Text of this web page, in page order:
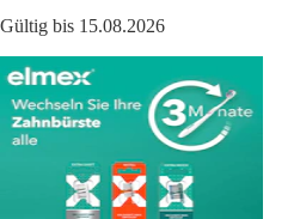
Gültig bis 15.08.2026